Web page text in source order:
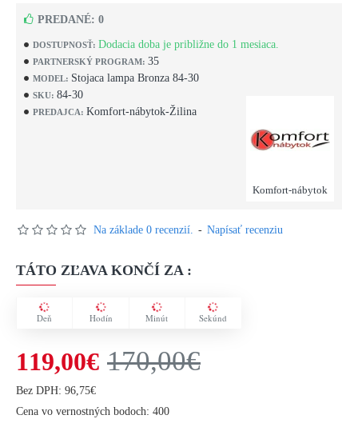
DOSTUPNOSŤ: Dodacia doba je približne do 1 mesiaca.
PARTNERSKÝ PROGRAM: 35
MODEL: Stojaca lampa Bronza 84-30
SKU: 84-30
PREDAJCA: Komfort-nábytok-Žilina
Komfort-nábytok
PREDANÉ: 0
Na základe 0 recenzií. - Napísať recenziu
TÁTO ZĽAVA KONČÍ ZA :
Deň Hodín Minút Sekúnd
119,00€ 170,00€
Bez DPH: 96,75€
Cena vo vernostných bodoch: 400